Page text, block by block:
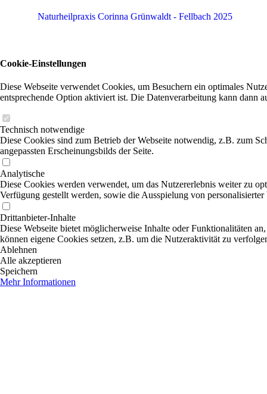
Naturheilpraxis Corinna Grünwaldt - Fellbach 2025
Cookie-Einstellungen
Diese Webseite verwendet Cookies, um Besuchern ein optimales
entsprechende Option aktiviert ist. Die Datenverarbeitung kann dann
Technisch notwendige
Diese Cookies sind zum Betrieb der Webseite notwendig, z.B. zum
angepassten Erscheinungsbilds der Seite.
Analytische
Diese Cookies werden verwendet, um das Nutzererlebnis weiter zu
Verfügung gestellt werden, sowie die Ausspielung von
Drittanbieter-Inhalte
Diese Webseite bietet möglicherweise Inhalte oder Funktionalitäten
können eigene Cookies setzen, z.B. um die Nutzeraktivität zu
Ablehnen
Alle akzeptieren
Speichern
Mehr Informationen